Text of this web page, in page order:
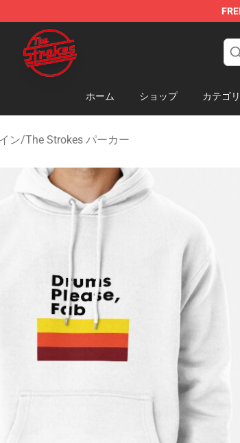
The Strokes Merchandise Store
ホーム ショップ カテゴ
ン/The Strokes パーカー